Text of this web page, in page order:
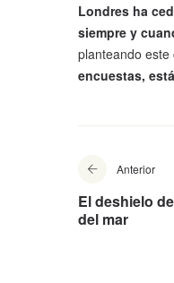
Londres ha
siempre y
planteando este
encuestas,
Anterior
El deshielo
del mar